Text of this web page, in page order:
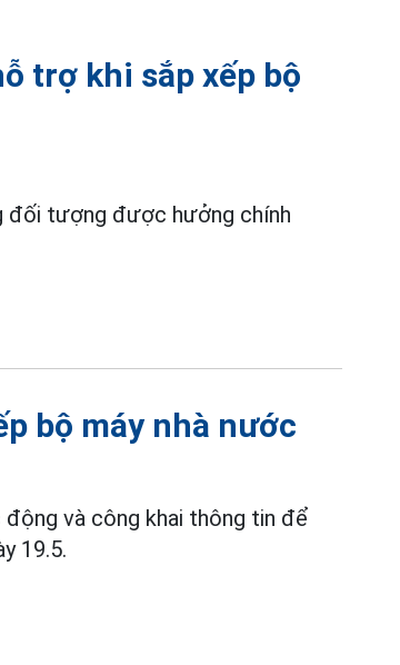
trợ khi sắp xếp bộ
đối tượng được hưởng chính
bộ máy nhà nước
động và công khai thông tin để
19.5.